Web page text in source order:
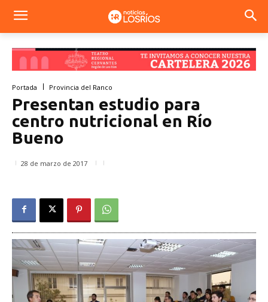
Portada Provincia del Ranco
Presentan estudio para
centro nutricional en Río
Bueno
28 de marzo de 2017